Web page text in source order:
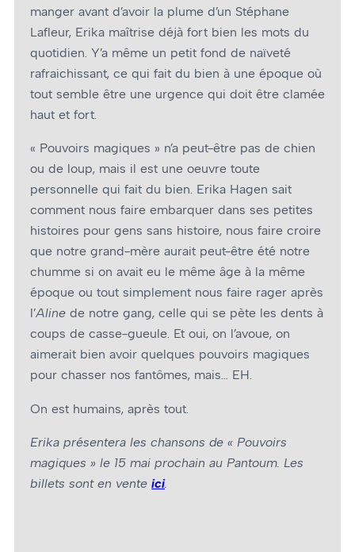
manger avant d’avoir la plume d’un Stéphane
Lafleur, Erika maîtrise déjà fort bien les mots du
quotidien. Y’a même un petit fond de naïveté
rafraichissant, ce qui fait du bien à une époque où
tout semble être une urgence qui doit être clamée
haut et fort.
« Pouvoirs magiques » n’a peut-être pas de chien
ou de loup, mais il est une oeuvre toute
personnelle qui fait du bien. Erika Hagen sait
comment nous faire embarquer dans ses petites
histoires pour gens sans histoire, nous faire croire
que notre grand-mère aurait peut-être été notre
chumme si on avait eu le même âge à la même
époque ou tout simplement nous faire rager après
l’Aline de notre gang, celle qui se pète les dents à
coups de casse-gueule. Et oui, on l’avoue, on
aimerait bien avoir quelques pouvoirs magiques
pour chasser nos fantômes, mais… EH.
On est humains, après tout.
Erika présentera les chansons de « Pouvoirs
magiques » le 15 mai prochain au Pantoum. Les
billets sont en vente ici.